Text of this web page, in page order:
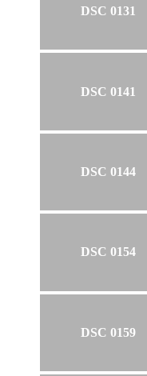
DSC 0131
DSC 0141
DSC 0144
DSC 0154
DSC 0159